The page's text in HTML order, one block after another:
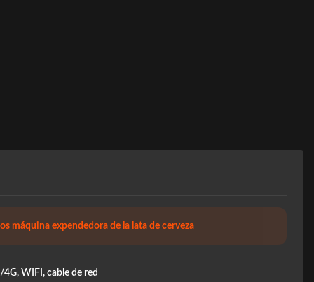
máquina expendedora de la lata de cerveza
WIFI, cable de red